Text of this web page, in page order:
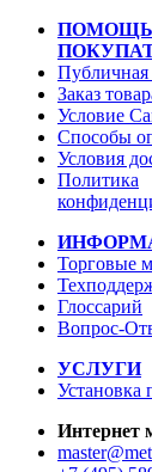
ПОМОЩЬ
Публичная
Заказ
Условие
Способы
Условия
Политика
Торговые
Глоссарий
Вопрос-
УСЛУГИ
Установка
Интернет